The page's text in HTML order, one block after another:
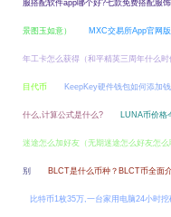
服搭配软件app哪个好?七款免费搭配服
景图玉如意） MXC交易所App官网
年工卡怎么获得（和平精英三周年什么时
目代币 KeepKey硬件钱包如何添加
什么,计算公式是什么? LUNA币价格
迷途怎么加好友（无期迷途怎么好友怎么
别 BLCT是什么币种？BLCT币全面
比特币1枚35万,一台家用电脑24小时